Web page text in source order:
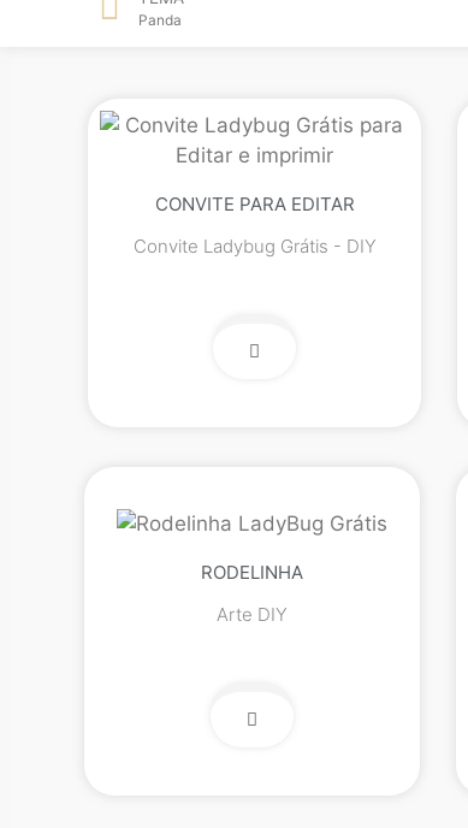
Panda
CONVITE PARA EDITAR
Convite Ladybug Grátis - DIY
RODELINHA
Arte DIY